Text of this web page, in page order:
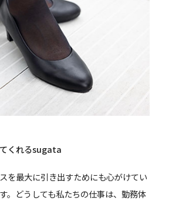
くれるsugata
を最大に引き出すためにも心がけてい
。どうしても私たちの仕事は、勤務体